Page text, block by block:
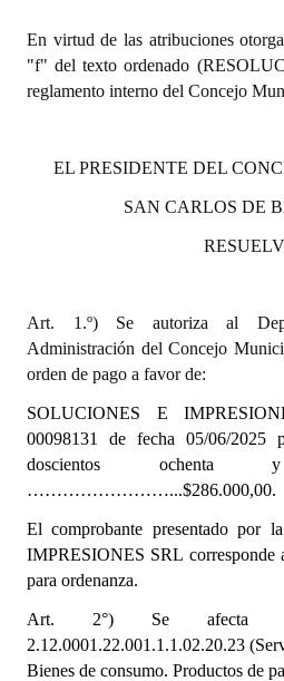
Ejecución Presupuestaria
Actas de Audiencias Públicas
Comunicaciones
Resoluciones de Presidencia
INSTITUCIONAL
Antiguos Pobladores
Registros y Distinciones
Datos Históricos
Premio al Mérito - Registro
Audiencias Públicas - Registro
En virtud de las atribuciones
"f" del texto ordenado
reglamento interno del Concejo
EL PRESIDENTE DEL
SAN CARLOS DE
Art. 1.º) Se autoriza al
Administración del Concejo
orden de pago a favor de:
SOLUCIONES E
00098131 de fecha 05/06/2025
doscientos
……………………...$286.000,00.
El comprobante presentado por
IMPRESIONES SRL corresponde
para ordenanza.
Art. 2°) Se afecta
2.12.0001.22.001.1.1.02.20.23
Bienes de consumo. Productos de